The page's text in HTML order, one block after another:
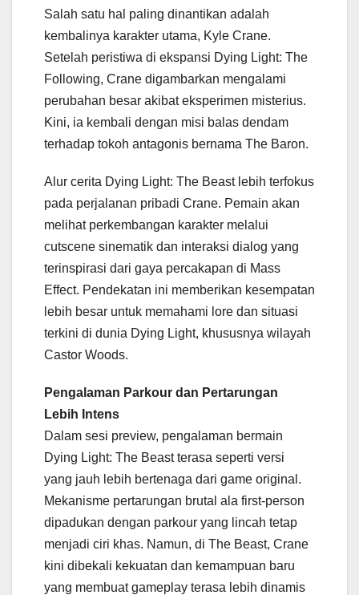
Salah satu hal paling dinantikan adalah
kembalinya karakter utama, Kyle Crane.
Setelah peristiwa di ekspansi Dying Light: The
Following, Crane digambarkan mengalami
perubahan besar akibat eksperimen misterius.
Kini, ia kembali dengan misi balas dendam
terhadap tokoh antagonis bernama The Baron.
Alur cerita Dying Light: The Beast lebih terfokus
pada perjalanan pribadi Crane. Pemain akan
melihat perkembangan karakter melalui
cutscene sinematik dan interaksi dialog yang
terinspirasi dari gaya percakapan di Mass
Effect. Pendekatan ini memberikan kesempatan
lebih besar untuk memahami lore dan situasi
terkini di dunia Dying Light, khususnya wilayah
Castor Woods.
Pengalaman Parkour dan Pertarungan
Lebih Intens
Dalam sesi preview, pengalaman bermain
Dying Light: The Beast terasa seperti versi
yang jauh lebih bertenaga dari game original.
Mekanisme pertarungan brutal ala first-person
dipadukan dengan parkour yang lincah tetap
menjadi ciri khas. Namun, di The Beast, Crane
kini dibekali kekuatan dan kemampuan baru
yang membuat gameplay terasa lebih dinamis